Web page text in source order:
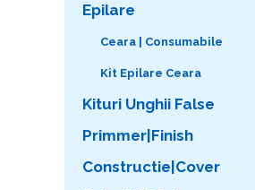
Epilare
Ceara | Consumabile
Kit Epilare Ceara
Kituri Unghii False
Primmer|Finish
Constructie|Cover